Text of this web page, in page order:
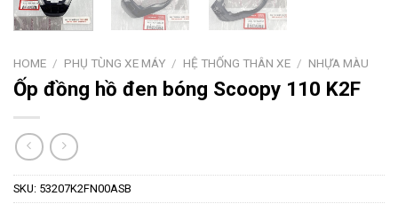
HOME / PHỤ TÙNG XE MÁY / HỆ THỐNG THÂN XE / NHỰA MÀU
Ốp đồng hồ đen bóng Scoopy 110 K2F
SKU: 53207K2FN00ASB